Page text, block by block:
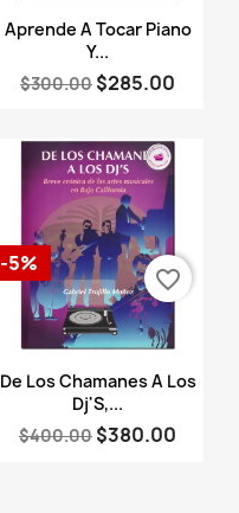
Vista rápida
Aprende A Tocar Piano
Y...
$300.00 $285.00
Vista rápida
De Los Chamanes A Los
Dj'S,...
$400.00 $380.00
-5%
favorite_border